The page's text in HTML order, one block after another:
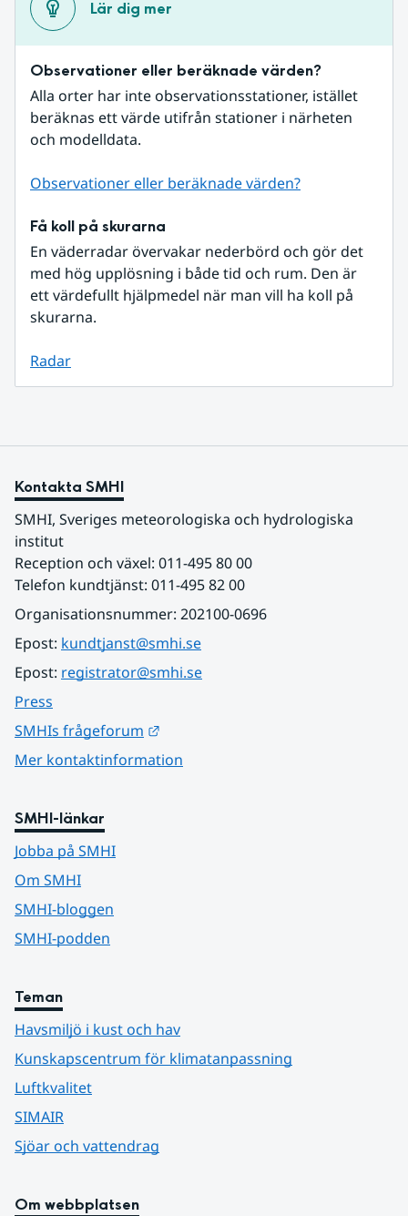
Lär dig mer
Observationer eller beräknade värden?
Alla orter har inte observationsstationer, istället
beräknas ett värde utifrån stationer i närheten
och modelldata.
Observationer eller beräknade värden?
Få koll på skurarna
En väderradar övervakar nederbörd och gör det
med hög upplösning i både tid och rum. Den är
ett värdefullt hjälpmedel när man vill ha koll på
skurarna.
Radar
Kontakta SMHI
SMHI, Sveriges meteorologiska och hydrologiska
institut
Reception och växel: 011-495 80 00
Telefon kundtjänst: 011-495 82 00
Organisationsnummer: 202100-0696
Epost: kundtjanst@smhi.se
Epost: registrator@smhi.se
Press
SMHIs frågeforum
Mer kontaktinformation
SMHI-länkar
Jobba på SMHI
Om SMHI
SMHI-bloggen
SMHI-podden
Teman
Havsmiljö i kust och hav
Kunskapscentrum för klimatanpassning
Luftkvalitet
SIMAIR
Sjöar och vattendrag
Om webbplatsen